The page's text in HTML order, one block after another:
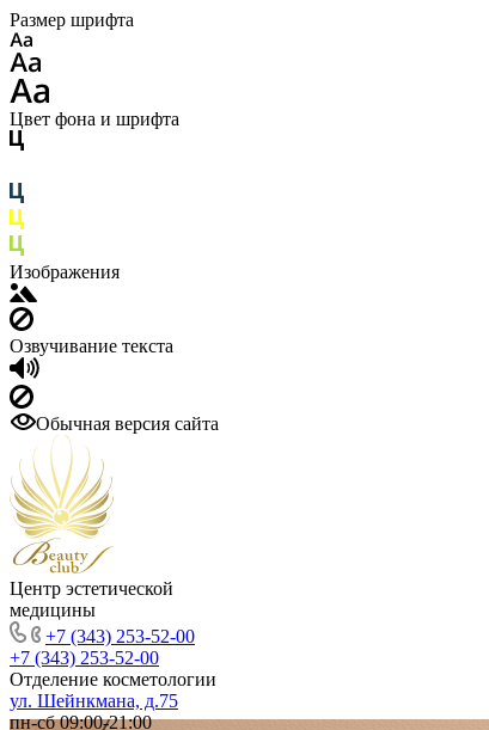
Размер шрифта
Цвет фона и шрифта
Изображения
Озвучивание текста
Обычная версия сайта
Центр эстетической
медицины
+7 (343) 253-52-00
+7 (343) 253-52-00
Отделение косметологии
ул. Шейнкмана, д.75
пн-сб 09:00-21:00